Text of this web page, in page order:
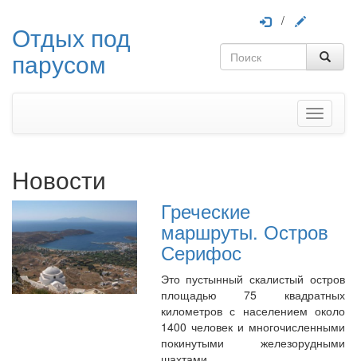
Отдых под
парусом
/
Меню
Новости
Греческие
маршруты. Остров
Серифос
Это пустынный скалистый остров
площадью 75 квадратных
километров с населением около
1400 человек и многочисленными
покинутыми железорудными